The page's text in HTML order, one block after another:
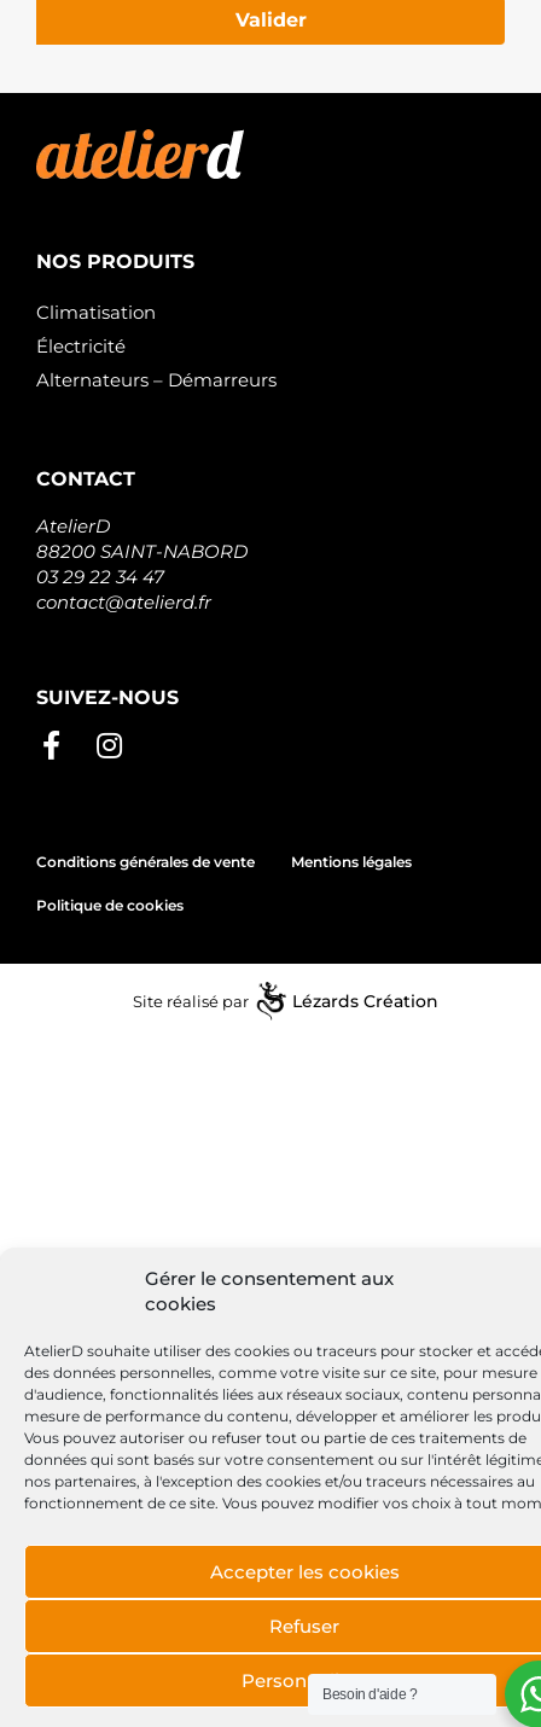
Gérer le consentement aux
cookies
AtelierD souhaite utiliser des cookies ou traceurs pour stocker et
des données personnelles, comme votre visite sur ce site, pour mesure
d'audience, fonctionnalités liées aux réseaux sociaux, contenu
mesure de performance du contenu, développer et améliorer les
Vous pouvez autoriser ou refuser tout ou partie de ces traitements de
données qui sont basés sur votre consentement ou sur l'intérêt
nos partenaires, à l'exception des cookies et/ou traceurs nécessaires au
fonctionnement de ce site. Vous pouvez modifier vos choix à tout
Accepter les cookies
Refuser
Personnaliser
Valider
NOS PRODUITS
Climatisation
Électricité
Alternateurs – Démarreurs
CONTACT
AtelierD
88200 SAINT-NABORD
03 29 22 34 47
contact@atelierd.fr
SUIVEZ-NOUS
Conditions générales de vente Mentions légales
Politique de cookies
Site réalisé par Lézards Création
Besoin d'aide ?